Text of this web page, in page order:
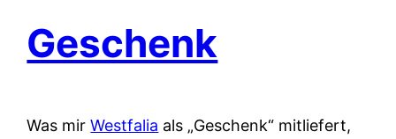
Geschenk
Was mirWestfalia als „Geschenk“ mitliefert,